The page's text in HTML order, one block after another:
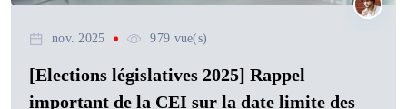
nov. 2025 979 vue(s)
[Elections législatives 2025] Rappel
important de la CEI sur la date limite des